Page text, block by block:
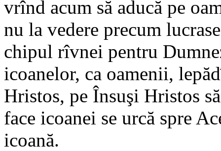
vrînd acum să aducă pe
nu la vedere precum
chipul rîvnei pentru
icoanelor, ca oamenii,
Hristos, pe Însuşi Hristos
face icoanei se urcă spre
icoană.